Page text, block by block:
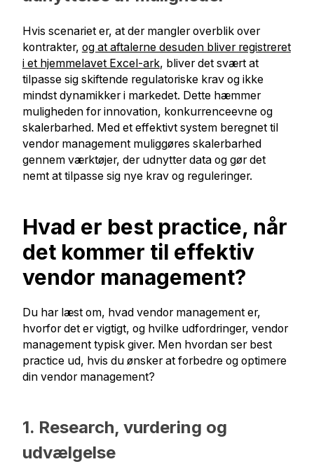
Hvis scenariet er, at der mangler overblik over
kontrakter, og at aftalerne desuden bliver registreret
i et hjemmelavet Excel-ark, bliver det svært at
tilpasse sig skiftende regulatoriske krav og ikke
mindst dynamikker i markedet. Dette hæmmer
muligheden for innovation, konkurrenceevne og
skalerbarhed. Med et effektivt system beregnet til
vendor management muliggøres skalerbarhed
gennem værktøjer, der udnytter data og gør det
nemt at tilpasse sig nye krav og reguleringer.
Hvad er best practice, når
det kommer til effektiv
vendor management?
Du har læst om, hvad vendor management er,
hvorfor det er vigtigt, og hvilke udfordringer, vendor
management typisk giver. Men hvordan ser best
practice ud, hvis du ønsker at forbedre og optimere
din vendor management?
1. Research, vurdering og
udvælgelse